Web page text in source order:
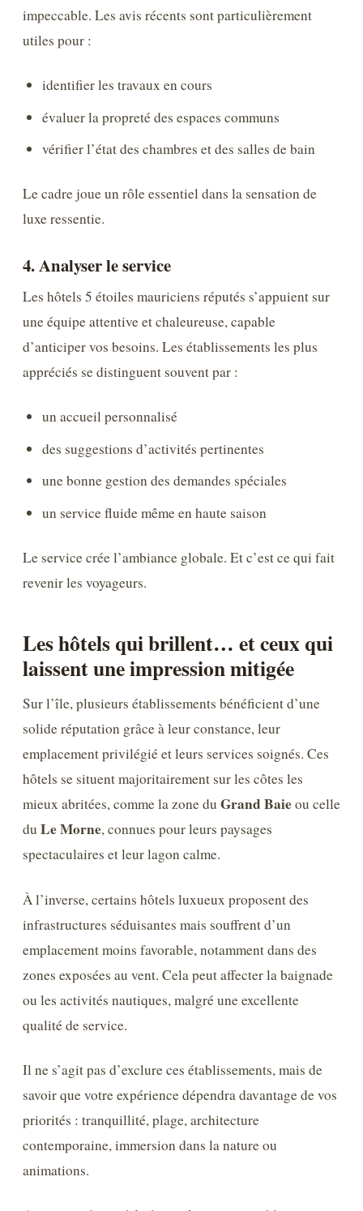
impeccable. Les avis récents sont particulièrement
utiles pour :
identifier les travaux en cours
évaluer la propreté des espaces communs
vérifier l’état des chambres et des salles de bain
Le cadre joue un rôle essentiel dans la sensation de
luxe ressentie.
4. Analyser le service
Les hôtels 5 étoiles mauriciens réputés s’appuient sur
une équipe attentive et chaleureuse, capable
d’anticiper vos besoins. Les établissements les plus
appréciés se distinguent souvent par :
un accueil personnalisé
des suggestions d’activités pertinentes
une bonne gestion des demandes spéciales
un service fluide même en haute saison
Le service crée l’ambiance globale. Et c’est ce qui fait
revenir les voyageurs.
Les hôtels qui brillent… et ceux qui
laissent une impression mitigée
Sur l’île, plusieurs établissements bénéficient d’une
solide réputation grâce à leur constance, leur
emplacement privilégié et leurs services soignés. Ces
hôtels se situent majoritairement sur les côtes les
mieux abritées, comme la zone du Grand Baieou celle
du Le Morne, connues pour leurs paysages
spectaculaires et leur lagon calme.
À l’inverse, certains hôtels luxueux proposent des
infrastructures séduisantes mais souffrent d’un
emplacement moins favorable, notamment dans des
zones exposées au vent. Cela peut affecter la baignade
ou les activités nautiques, malgré une excellente
qualité de service.
Il ne s’agit pas d’exclure ces établissements, mais de
savoir que votre expérience dépendra davantage de vos
priorités : tranquillité, plage, architecture
contemporaine, immersion dans la nature ou
animations.